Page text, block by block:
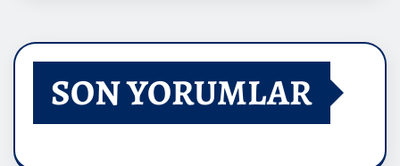
SON YORUMLAR